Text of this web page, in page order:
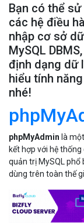
Bạn có thể
các hệ điều
nhập cơ sở
MySQL
định dạng dữ
hiểu tính
nhé!
phpMyAdmin là
kết hợp với hệ
quản trị MySQL
dùng trên toàn thế